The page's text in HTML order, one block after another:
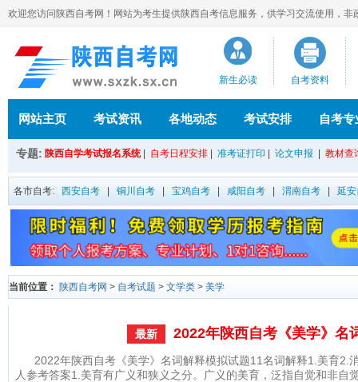
欢迎您访问陕西自考网！网站为考生提供陕西自考信息服务，供学习交流使用，
新生必读 自考资料
网站主页 考试资讯 各地动态 考试安排 自考专
专题: 陕西自学考试报名系统 自考日程安排 准考证打印 论文申报 教材查
各市自考: 西安自考 铜川自考 宝鸡自考 咸阳自考 渭南自考 延
当前位置： 陕西自考网 > 自考试题 > 文学类 > 美学
最新 2022年陕西自考《美学》名
2022年陕西自考《美学》名词解释模拟试题11名词解释1.美育2.
人参考答案1.美育有广义和狭义之分。广义的美育，泛指自觉和非自